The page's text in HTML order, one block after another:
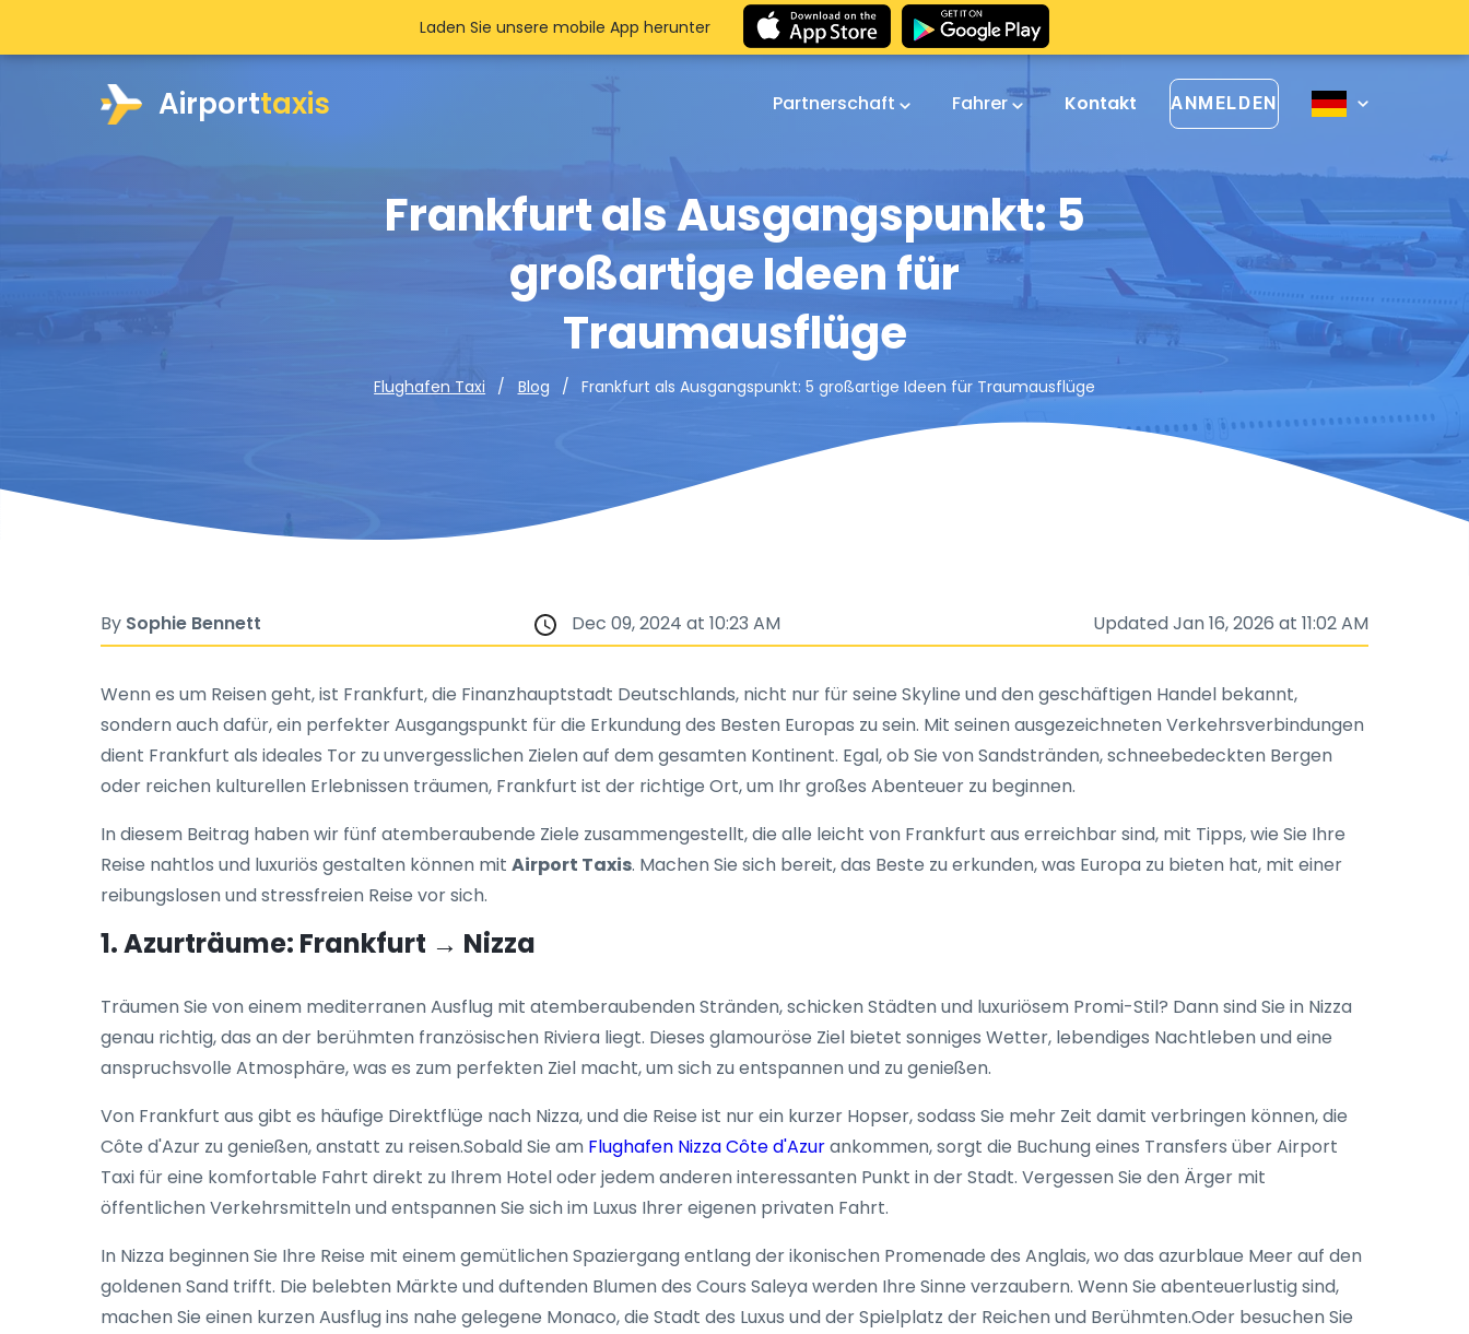
Airporttaxis Partnerschaft Fahrer Kontakt ANMELDEN
Frankfurt als Ausgangspunkt: 5
großartige Ideen für
Traumausflüge
Flughafen Taxi Blog Frankfurt als Ausgangspunkt: 5 großartige Ideen für Traumausflüge
Laden Sie unsere mobile App herunter
By Sophie Bennett Dec 09, 2024 at 10:23 AM Updated Jan 16, 2026 at 11:02 AM
Wenn es um Reisen geht, ist Frankfurt, die Finanzhauptstadt Deutschlands, nicht nur für seine Skyline und den geschäftigen Handel bekannt,
sondern auch dafür, ein perfekter Ausgangspunkt für die Erkundung des Besten Europas zu sein. Mit seinen ausgezeichneten Verkehrsverbindungen
dient Frankfurt als ideales Tor zu unvergesslichen Zielen auf dem gesamten Kontinent. Egal, ob Sie von Sandstränden, schneebedeckten Bergen
oder reichen kulturellen Erlebnissen träumen, Frankfurt ist der richtige Ort, um Ihr großes Abenteuer zu beginnen.
In diesem Beitrag haben wir fünf atemberaubende Ziele zusammengestellt, die alle leicht von Frankfurt aus erreichbar sind, mit Tipps, wie Sie Ihre
Reise nahtlos und luxuriös gestalten können mit Airport Taxis. Machen Sie sich bereit, das Beste zu erkunden, was Europa zu bieten hat, mit einer
reibungslosen und stressfreien Reise vor sich.
1. Azurträume: Frankfurt → Nizza
Träumen Sie von einem mediterranen Ausflug mit atemberaubenden Stränden, schicken Städten und luxuriösem Promi-Stil? Dann sind Sie in Nizza
genau richtig, das an der berühmten französischen Riviera liegt. Dieses glamouröse Ziel bietet sonniges Wetter, lebendiges Nachtleben und eine
anspruchsvolle Atmosphäre, was es zum perfekten Ziel macht, um sich zu entspannen und zu genießen.
Von Frankfurt aus gibt es häufige Direktflüge nach Nizza, und die Reise ist nur ein kurzer Hopser, sodass Sie mehr Zeit damit verbringen können, die
Côte d'Azur zu genießen, anstatt zu reisen.Sobald Sie am Flughafen Nizza Côte d'Azurankommen, sorgt die Buchung eines Transfers über Airport
Taxi für eine komfortable Fahrt direkt zu Ihrem Hotel oder jedem anderen interessanten Punkt in der Stadt. Vergessen Sie den Ärger mit
öffentlichen Verkehrsmitteln und entspannen Sie sich im Luxus Ihrer eigenen privaten Fahrt.
In Nizza beginnen Sie Ihre Reise mit einem gemütlichen Spaziergang entlang der ikonischen Promenade des Anglais, wo das azurblaue Meer auf den
goldenen Sand trifft. Die belebten Märkte und duftenden Blumen des Cours Saleya werden Ihre Sinne verzaubern. Wenn Sie abenteuerlustig sind,
machen Sie einen kurzen Ausflug ins nahe gelegene Monaco, die Stadt des Luxus und der Spielplatz der Reichen und Berühmten.Oder besuchen Sie